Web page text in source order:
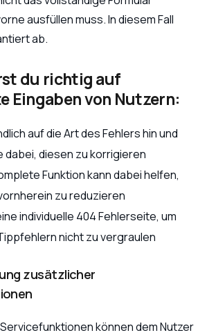
ausfüllen muss. In diesem Fall
ab.
du richtig auf
Eingaben von Nutzern:
auf die Art des Fehlers hin und
diesen zu korrigieren
Funktion kann dabei helfen,
zu reduzieren
individuelle 404 Fehlerseite, um
nicht zu vergraulen
zusätzlicher
können dem Nutzer